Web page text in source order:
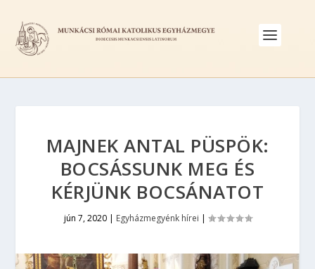
MAJNEK ANTAL PÜSPÖK:
BOCSÁSSUNK MEG ÉS
KÉRJÜNK BOCSÁNATOT
jún 7, 2020| Egyházmegyénk hírei |